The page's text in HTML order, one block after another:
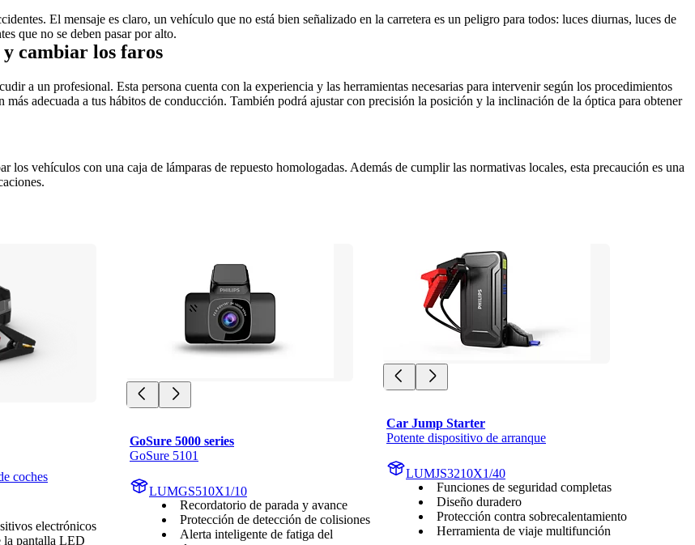
El mensaje es claro, un vehículo que no está bien señalizado en la carretera es un peligro para todos: luces diurnas, luces de
que no se deben pasar por alto.
cambiar los faros
a un profesional. Esta persona cuenta con la experiencia y las herramientas necesarias para intervenir según los procedimientos
adecuada a tus hábitos de conducción. También podrá ajustar con precisión la posición y la inclinación de la óptica para obtener
los vehículos con una caja de lámparas de repuesto homologadas. Además de cumplir las normativas locales, esta precaución es una
coches
electrónicos
la pantalla LED
GoSure 5000 series
GoSure 5101
LUMGS510X1/10
Recordatorio de parada y avance
Protección de detección de colisiones
Alerta inteligente de fatiga del
Car Jump Starter
Potente dispositivo de arranque
LUMJS3210X1/40
Funciones de seguridad completas
Diseño duradero
Protección contra sobrecalentamiento
Herramienta de viaje multifunción